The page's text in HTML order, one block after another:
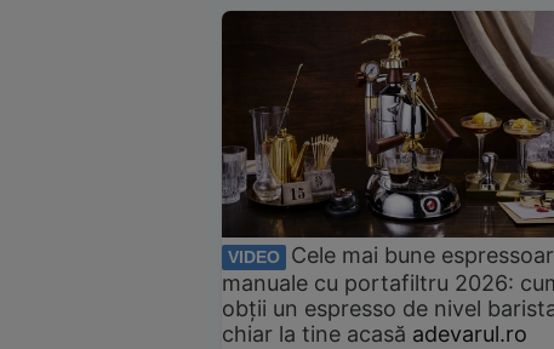
VIDEO
Cele mai bune
manuale cu portafiltru 2026:
obții un espresso de nivel
chiar la tine acasă adevarul.ro